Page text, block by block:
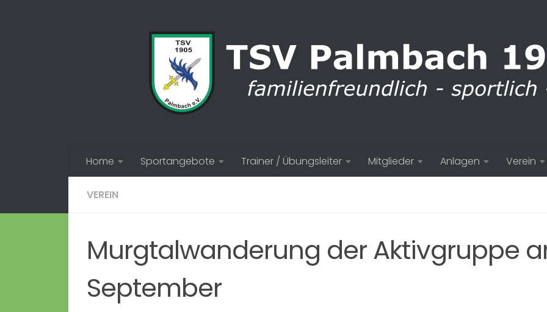
Home Sportangebote Trainer / Übungsleiter Mitglieder Anlagen Verein
VEREIN
Murgtalwanderung der Aktivgruppe
September